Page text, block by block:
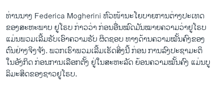
ທ່ານນາງ Federica Mogherini ຫົວໜ້ານະໂຍບາຍການຕ່າງປະເທດ
ຂອງສະຫະພາບ ຢູໂຣບ ກ່າວວ່າ ກ່ອນອື່ນໝົດມັນໝາຍຄວາມວ່າຢູໂຣບ
ແມ່ນພວມເລີ້ມຮັບເອົາຄວາມຮັບ ຜິດຊອບ ທາງດ້ານຄວາມໝັ້ນຄົງຂອງ
ຕົນຢ່າງຈິງຈັງ. ພວກເຮົາພວມເລີ້ມເຮັດສິ່ງນີ້ ກ່ອນ ການລົງປະຊາມະຕິ
ໃນອັງກິດ ກ່ອນການເລືອກຕັ້ງ ຢູ່ໃນສະຫະລັດ ຍ້ອນຄວາມໝັ້ນຄົງ ແມ່ນບູ
ລິມະສິດຂອງຊາວຢູໂຣບ.